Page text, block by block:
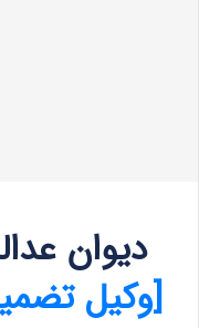
دیوان
[وکیل